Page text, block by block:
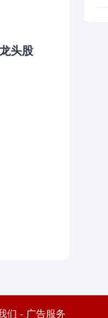
头股
们 - 广告服务